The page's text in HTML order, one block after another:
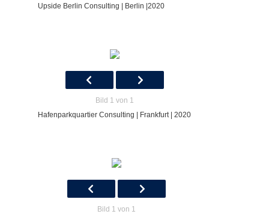
Upside Berlin Consulting | Berlin |2020
Bild 1 von 1
Hafenparkquartier Consulting | Frankfurt | 2020
Bild 1 von 1